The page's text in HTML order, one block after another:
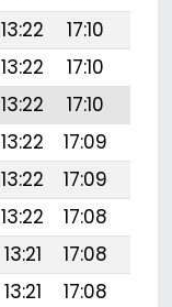
13:22 17:10
13:22 17:10
13:22 17:10
13:22 17:09
13:22 17:09
13:22 17:08
13:21 17:08
13:21 17:08